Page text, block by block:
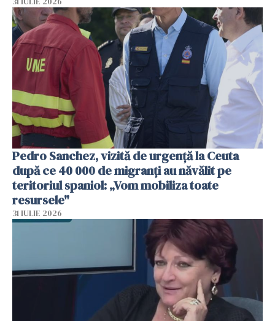
Pedro Sanchez, vizită de urgență la Ceuta
după ce 40 000 de migranți au năvălit pe
teritoriul spaniol: „Vom mobiliza toate
resursele"
31 IULIE 2026